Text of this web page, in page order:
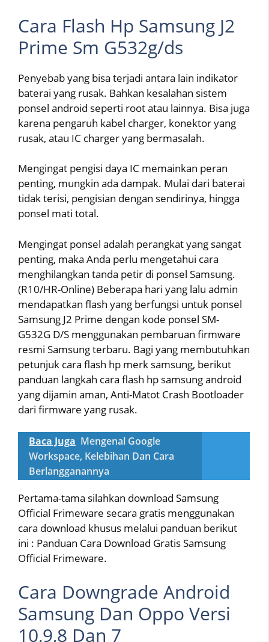
Cara Flash Hp Samsung J2
Prime Sm G532g/ds
Penyebab yang bisa terjadi antara lain indikator
baterai yang rusak. Bahkan kesalahan sistem
ponsel android seperti root atau lainnya. Bisa juga
karena pengaruh kabel charger, konektor yang
rusak, atau IC charger yang bermasalah.
Mengingat pengisi daya IC memainkan peran
penting, mungkin ada dampak. Mulai dari baterai
tidak terisi, pengisian dengan sendirinya, hingga
ponsel mati total.
Mengingat ponsel adalah perangkat yang sangat
penting, maka Anda perlu mengetahui cara
menghilangkan tanda petir di ponsel Samsung.
(R10/HR-Online) Beberapa hari yang lalu admin
mendapatkan flash yang berfungsi untuk ponsel
Samsung J2 Prime dengan kode ponsel SM-
G532G D/S menggunakan pembaruan firmware
resmi Samsung terbaru. Bagi yang membutuhkan
petunjuk cara flash hp merk samsung, berikut
panduan langkah cara flash hp samsung android
yang dijamin aman, Anti-Matot Crash Bootloader
dari firmware yang rusak.
Baca Juga Mengenal Google
Workspace, Kelebihan Dan Cara
Berlangganannya
Pertama-tama silahkan download Samsung
Official Frimeware secara gratis menggunakan
cara download khusus melalui panduan berikut
ini : Panduan Cara Download Gratis Samsung
Official Frimeware.
Cara Downgrade Android
Samsung Dan Oppo Versi
10,9,8 Dan 7